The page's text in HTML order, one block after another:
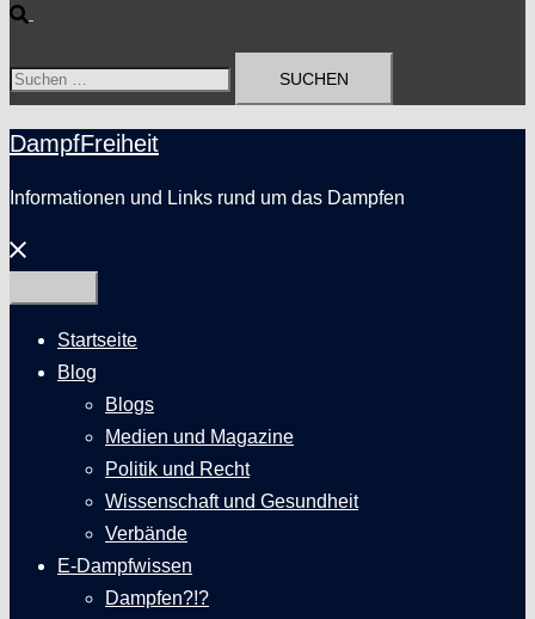
Suche
Suchen
DampfFreiheit
Informationen und Links rund um das Dampfen
Menü
schließen
Startseite
Blog
Blogs
Medien und Magazine
Politik und Recht
Wissenschaft und Gesundheit
Verbände
E-Dampfwissen
Dampfen?!?